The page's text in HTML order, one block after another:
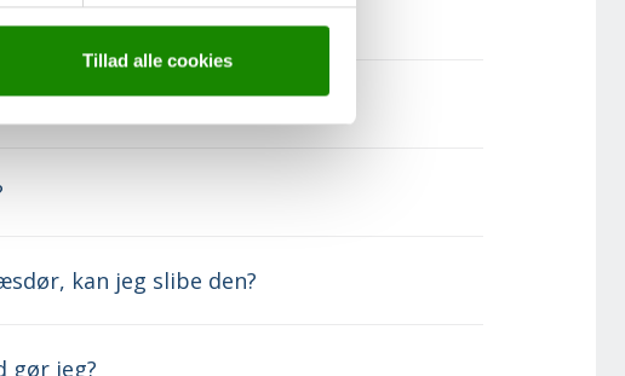
Tillad alle cookies
kan jeg slibe den?
gør jeg?